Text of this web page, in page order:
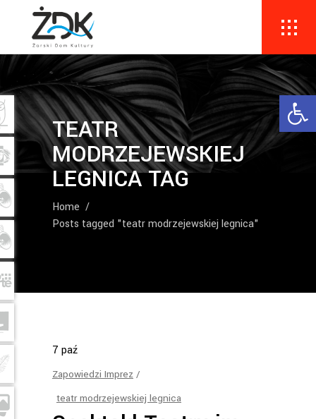
TEATR
MODRZEJEWSKIEJ
LEGNICA TAG
Home /
Posts tagged "teatr modrzejewskiej legnica"
7 paź
Zapowiedzi Imprez
teatr modrzejewskiej legnica